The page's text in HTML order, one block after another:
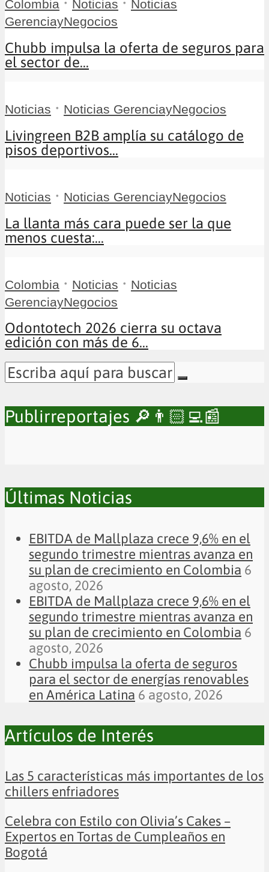
Colombia Noticias
Noticias
GerenciayNegocios
Chubb impulsa la oferta de seguros para
el sector de...
Noticias • Noticias GerenciayNegocios
Livingreen B2B amplía su catálogo de
pisos deportivos...
Noticias • Noticias GerenciayNegocios
La llanta más cara puede ser la que
menos cuesta:...
Colombia • Noticias • Noticias
GerenciayNegocios
Odontotech 2026 cierra su octava
edición con más de 6...
Publirreportajes 🔎👨🏻‍💻📰
Últimas Noticias
EBITDA de Mallplaza crece 9,6% en el
segundo trimestre mientras avanza en
su plan de crecimiento en Colombia 6
agosto, 2026
EBITDA de Mallplaza crece 9,6% en el
segundo trimestre mientras avanza en
su plan de crecimiento en Colombia 6
agosto, 2026
Chubb impulsa la oferta de seguros
para el sector de energías renovables
en América Latina 6 agosto, 2026
Artículos de Interés
Las 5 características más importantes de los
chillers enfriadores
Celebra con Estilo con Olivia’s Cakes –
Expertos en Tortas de Cumpleaños en
Bogotá